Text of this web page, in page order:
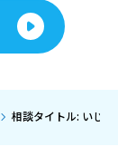
相談タイトル: いじめ